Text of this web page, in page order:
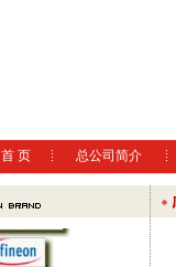
首 页 总公司简介